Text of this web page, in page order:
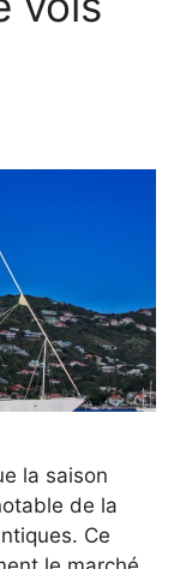
la saison
de la
Ce